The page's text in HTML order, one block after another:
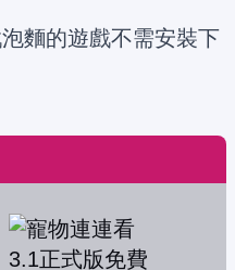
麵的遊戲不需安裝下